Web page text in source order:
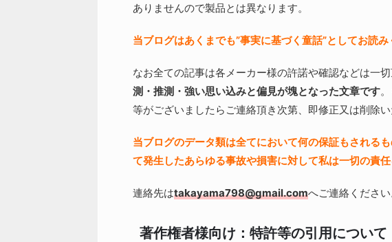
ありませんので製品とは異なります。
当ブログはあくまでも”事実に基づく童話”としてお読み
なお全ての記事は各メーカー様の許諾や確認などは一切
測・推測・強い思い込みと偏見が塊となった文章です
等がございましたらご連絡頂き次第、即修正又は削除い
当ブログのデータ類は全てにおいて何の保証もされる
て発生したあらゆる事故や損害に対して私は一切の責任
連絡先はtakayama798@gmail.comへご連絡ください
著作権者様向け：特許等の引用について